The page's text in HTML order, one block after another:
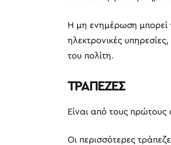
Η μη ενημέρωση μπορεί
ηλεκτρονικές
του πολίτη.
ΤΡΑΠΕΖΕΣ
Είναι από τους
Οι περισσότερες